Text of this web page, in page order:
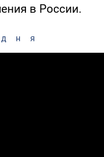
в России.
Video